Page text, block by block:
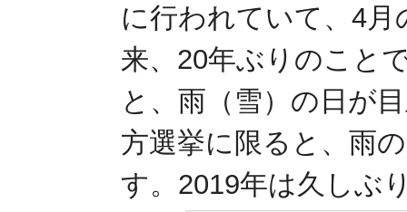
に行われていて、4月
来、20年ぶりのこと
と、雨（雪）の日が
方選挙に限ると、雨
す。2019年は久しぶ